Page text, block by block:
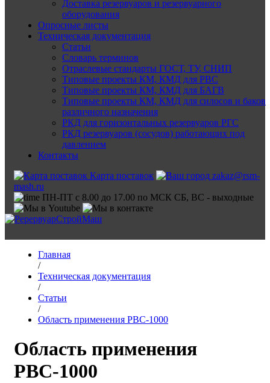
Доставка резервуаров и резервуарного
оборудования
Опросные листы
Техническая документация
Статьи
Словарь терминов
Отраслевые стандарты ГОСТ, ТУ, СНИП
Типовые проекты КМ, КМД для РВС
Типовые проекты КМ, КМД для БАГВ
Типовые проекты КМ, КМД для силосов и баков
различного назначения
РКД для горизонтальных резервуаров РГС
РКД резервуаров (сосудов) работающих под
давлением
Контакты
Карта поставок
zakaz@rsm-
mash.ru
ПН-ПТ с 8.00 до 17.00 по МСК СБ, ВС - выходные
Главная
/
Техническая документация
/
Статьи
/
Область применения РВС-1000
Область применения
РВС-1000